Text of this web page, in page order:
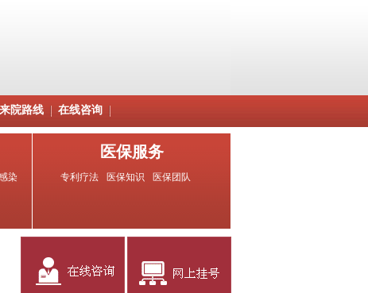
来院路线 在线咨询
染
医保服务
专利疗法 医保知识 医保团队